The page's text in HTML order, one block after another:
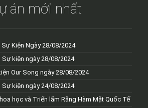
án mới nhất
Sự Kiện Ngày 28/08/2024
Sự kiện ngày 28/08/2024
Our Song ngày 28/08/2024
Sự kiện ngày 24/08/2024
học và Triển lãm Răng Hàm Mặt Quốc Tế